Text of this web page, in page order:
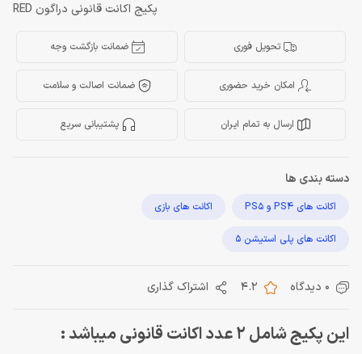
پکیج اکانت قانونی دراگون RED
تحویل فوری ضمانت بازگشت وجه
امکان خرید حضوری ضمانت اصالت و سلامت
ارسال به تمام ایران پشتیبانی سریع
دسته بندی ها
اکانت های PS4 و PS5 اکانت های بازی
اکانت های پلی استیشن 5
0 دیدگاه 4.2 اشتراک گذاری
این پکیج شامل 2 عدد اکانت قانونی میباشد :